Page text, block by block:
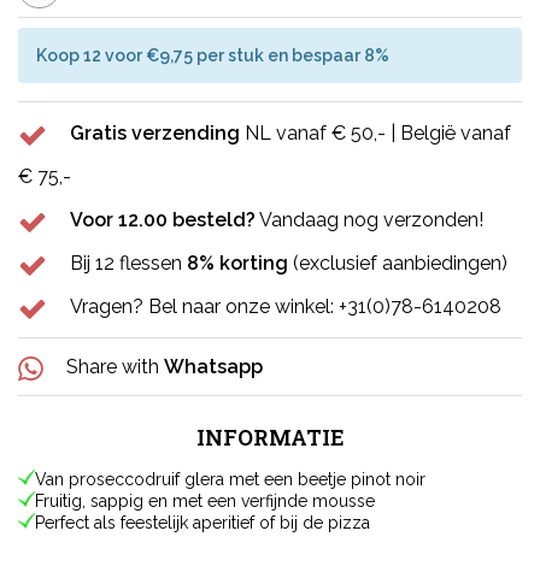
Koop 12 voor €9,75 per stuk en bespaar 8%
Gratis verzending NL vanaf € 50,- | België vanaf
€ 75,-
Voor 12.00 besteld? Vandaag nog verzonden!
Bij 12 flessen 8% korting (exclusief aanbiedingen)
Vragen? Bel naar onze winkel: +31(0)78-6140208
Share with Whatsapp
INFORMATIE
Van proseccodruif glera met een beetje pinot noir
Fruitig, sappig en met een verfijnde mousse
Perfect als feestelijk aperitief of bij de pizza